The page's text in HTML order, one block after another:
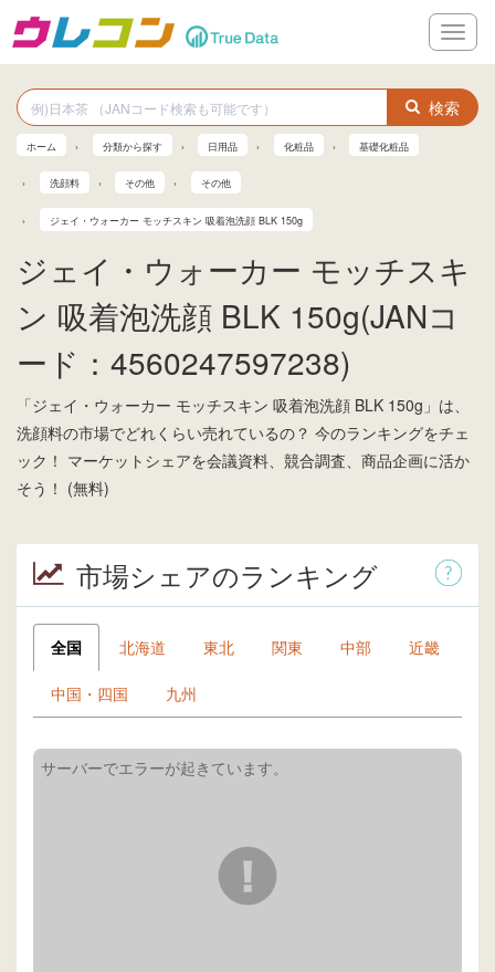
メ
ニ
ー
検索
ホーム 分類から探す 日用品 化粧品 基礎化粧品
洗顔料 その他 その他
ジェイ・ウォーカー モッチスキン 吸着泡洗顔 BLK 150g
ジェイ・ウォーカー モッチスキ
ン 吸着泡洗顔 BLK 150g(JANコ
ード：4560247597238)
「ジェイ・ウォーカー モッチスキン 吸着泡洗顔 BLK 150g」は、
洗顔料の市場でどれくらい売れているの？ 今のランキングをチェ
ック！ マーケットシェアを会議資料、競合調査、商品企画に活か
そう！ (無料)
市場シェアのランキング
全国 北海道 東北 関東 中部 近畿
中国・四国 九州